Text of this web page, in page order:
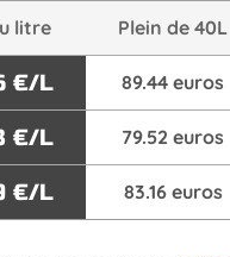
litre Plein de 40L
€/L 89.44 euros
€/L 79.52 euros
€/L 83.16 euros